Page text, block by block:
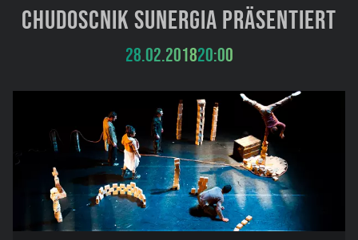
Chudoscnik Sunergia präsentiert
28.02.201820:00